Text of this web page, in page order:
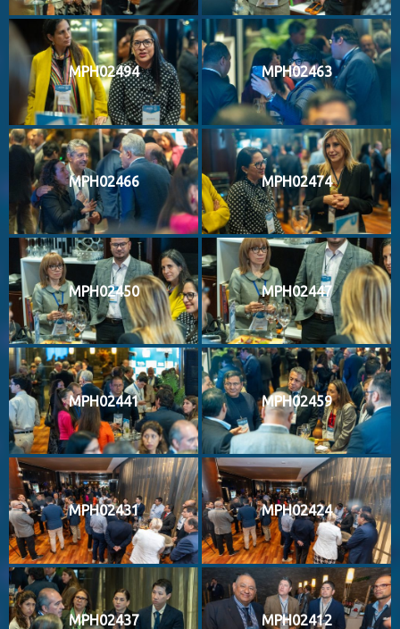
MPH02494 MPH02463
MPH02466 MPH02474
MPH02450 MPH02447
MPH02441 MPH02459
MPH02431 MPH02424
MPH02437 MPH02412